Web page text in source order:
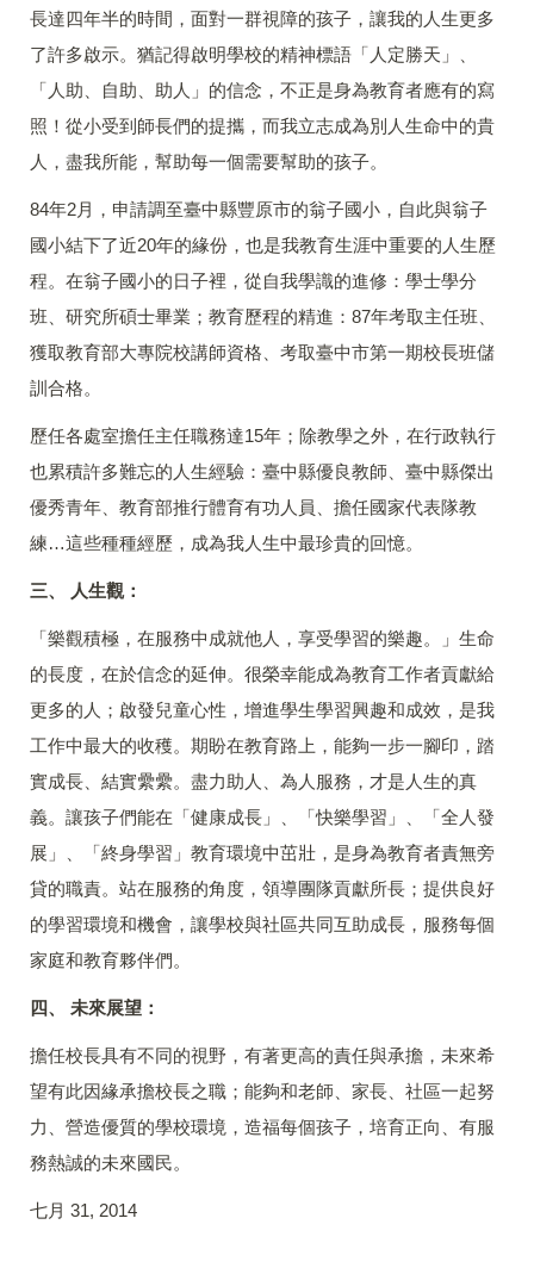
長達四年半的時間，面對一群視障的孩子，讓我的人生更多
了許多啟示。猶記得啟明學校的精神標語「人定勝天」、
「人助、自助、助人」的信念，不正是身為教育者應有的寫
照！從小受到師長們的提攜，而我立志成為別人生命中的貴
人，盡我所能，幫助每一個需要幫助的孩子。
84年2月，申請調至臺中縣豐原市的翁子國小，自此與翁子
國小結下了近20年的緣份，也是我教育生涯中重要的人生歷
程。在翁子國小的日子裡，從自我學識的進修：學士學分
班、研究所碩士畢業；教育歷程的精進：87年考取主任班、
獲取教育部大專院校講師資格、考取臺中市第一期校長班儲
訓合格。
歷任各處室擔任主任職務達15年；除教學之外，在行政執行
也累積許多難忘的人生經驗：臺中縣優良教師、臺中縣傑出
優秀青年、教育部推行體育有功人員、擔任國家代表隊教
練…這些種種經歷，成為我人生中最珍貴的回憶。
三、 人生觀：
「樂觀積極，在服務中成就他人，享受學習的樂趣。」生命
的長度，在於信念的延伸。很榮幸能成為教育工作者貢獻給
更多的人；啟發兒童心性，增進學生學習興趣和成效，是我
工作中最大的收穫。期盼在教育路上，能夠一步一腳印，踏
實成長、結實纍纍。盡力助人、為人服務，才是人生的真
義。讓孩子們能在「健康成長」、「快樂學習」、「全人發
展」、「終身學習」教育環境中茁壯，是身為教育者責無旁
貸的職責。站在服務的角度，領導團隊貢獻所長；提供良好
的學習環境和機會，讓學校與社區共同互助成長，服務每個
家庭和教育夥伴們。
四、 未來展望：
擔任校長具有不同的視野，有著更高的責任與承擔，未來希
望有此因緣承擔校長之職；能夠和老師、家長、社區一起努
力、營造優質的學校環境，造福每個孩子，培育正向、有服
務熱誠的未來國民。
七月 31, 2014